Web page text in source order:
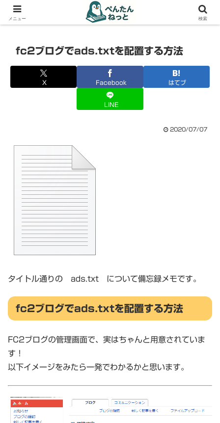
PCやガジェットの備忘録
fc2ブログでads.txtを配置する方法
X Facebook はてブ
LINE
2020/07/07
タイトル通りの ads.txt について備忘録メモです。
fc2ブログでads.txtを配置する方法
FC2ブログの管理画面で、実はちゃんと用意されていま
す！
以下イメージをみたら一発でわかるかと思います。
メニュー 検索